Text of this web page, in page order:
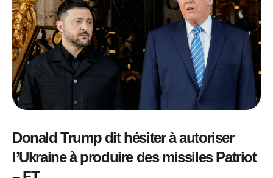
Donald Trump dit hésiter à autoriser
l’Ukraine à produire des missiles Patriot